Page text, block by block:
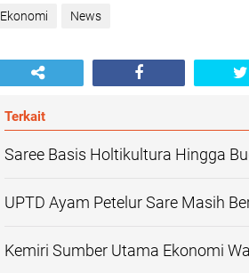
Ekonomi News
Terkait
Saree Basis Holtikultura Hingga
UPTD Ayam Petelur Sare Masih
Kemiri Sumber Utama Ekonomi